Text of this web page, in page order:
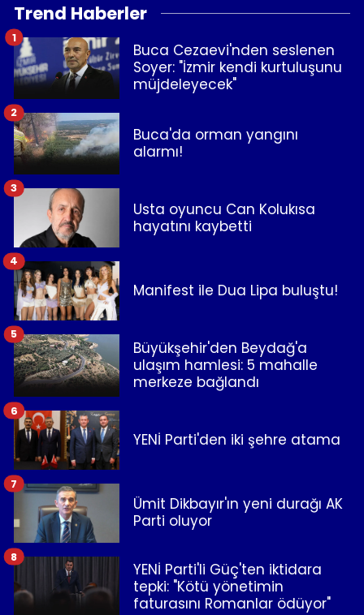
Trend Haberler
Buca Cezaevi'nden seslenen
Soyer: "İzmir kendi kurtuluşunu
müjdeleyecek"
1
Buca'da orman yangını
alarmı!
2
Usta oyuncu Can Kolukısa
hayatını kaybetti
3
Manifest ile Dua Lipa buluştu!
4
Büyükşehir'den Beydağ'a
ulaşım hamlesi: 5 mahalle
merkeze bağlandı
5
YENİ Parti'den iki şehre atama
6
Ümit Dikbayır'ın yeni durağı AK
Parti oluyor
7
YENİ Parti'li Güç'ten iktidara
tepki: "Kötü yönetimin
faturasını Romanlar ödüyor"
8